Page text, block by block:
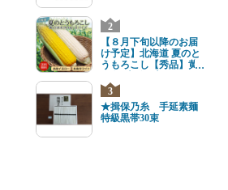
2
【８月下旬以降のお届
け予定】北海道 夏のと
うもろこし【秀品】黄
ズ3
★揖保乃糸 手延素麺
特級黒帯30束